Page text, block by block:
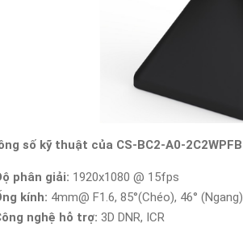
số kỹ thuật của CS-BC2-A0-2C2WPFB
phân giải: 1920x1080 @ 15fps
kính: 4mm@ F1.6, 85°(Chéo), 46° (Ngang)
nghệ hỗ trợ: 3D DNR, ICR